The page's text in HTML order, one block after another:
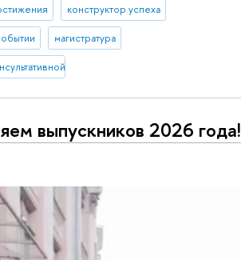
конструктор успеха
магистратура
персонологии
выпускников 2026 года!